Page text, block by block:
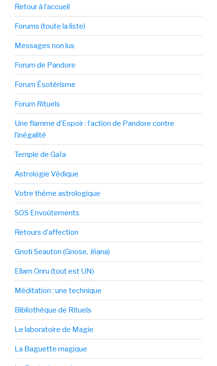
Retour à l’accueil
Forums (toute la liste)
Messages non lus
Forum de Pandore
Forum Ésotérisme
Forum Rituels
Une flamme d’Espoir : l’action de Pandore contre
l’inégalité
Temple de Gaïa
Astrologie Védique
Votre thème astrologique
SOS Envoûtements
Retours d’affection
Gnoti Seauton (Gnose, Jñana)
Ellam Onru (tout est UN)
Méditation : une technique
Bibliothèque de Rituels
Le laboratoire de Magie
La Baguette magique